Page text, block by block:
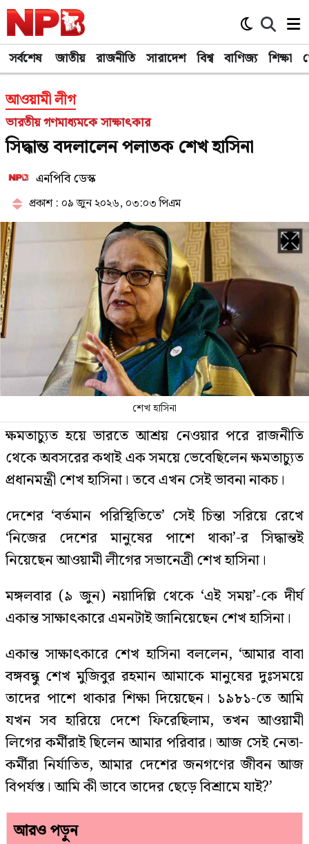
সর্বশেষ জাতীয় রাজনীতি সারাদেশ বিশ্ব বাণিজ্য শিক্ষা
আওয়ামী লীগ
ভারতীয় গণমাধ্যমকে সাক্ষাৎকার
সিদ্ধান্ত বদলালেন পলাতক শেখ হাসিনা
এনপিবি ডেস্ক
প্রকাশ : ০৯ জুন ২০২৬, ০৩:০৩ পিএম
শেখ হাসিনা
ক্ষমতাচ্যুত হয়ে ভারতে আশ্রয় নেওয়ার পরে রাজনীতি
থেকে অবসরের কথাই এক সময়ে ভেবেছিলেন ক্ষমতাচ্যুত
প্রধানমন্ত্রী শেখ হাসিনা। তবে এখন সেই ভাবনা নাকচ।
দেশের ‘বর্তমান পরিস্থিতিতে’ সেই চিন্তা সরিয়ে রেখে
‘নিজের দেশের মানুষের পাশে থাকা’-র সিদ্ধান্তই
নিয়েছেন আওয়ামী লীগের সভানেত্রী শেখ হাসিনা।
মঙ্গলবার (৯ জুন) নয়াদিল্লি থেকে ‘এই সময়’-কে দীর্ঘ
একান্ত সাক্ষাৎকারে এমনটাই জানিয়েছেন শেখ হাসিনা।
একান্ত সাক্ষাৎকারে শেখ হাসিনা বললেন, ‘আমার বাবা
বঙ্গবন্ধু শেখ মুজিবুর রহমান আমাকে মানুষের দুঃসময়ে
তাদের পাশে থাকার শিক্ষা দিয়েছেন। ১৯৮১-তে আমি
যখন সব হারিয়ে দেশে ফিরেছিলাম, তখন আওয়ামী
লিগের কর্মীরাই ছিলেন আমার পরিবার। আজ সেই নেতা-
কর্মীরা নির্যাতিত, আমার দেশের জনগণের জীবন আজ
বিপর্যস্ত। আমি কী ভাবে তাদের ছেড়ে বিশ্রামে যাই?’
আরও পড়ুন